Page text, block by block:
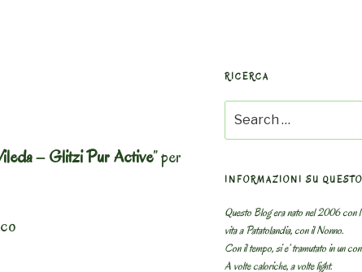
– Glitzi Pur Active” per
RICERCA
for:
INFORMAZIONI SU
Questo Blog era nato nel 2006 con
vita a Patatolandia, con il Nonno.
Con il tempo, si e’ tramutato in un
A volte caloriche, a volte light.